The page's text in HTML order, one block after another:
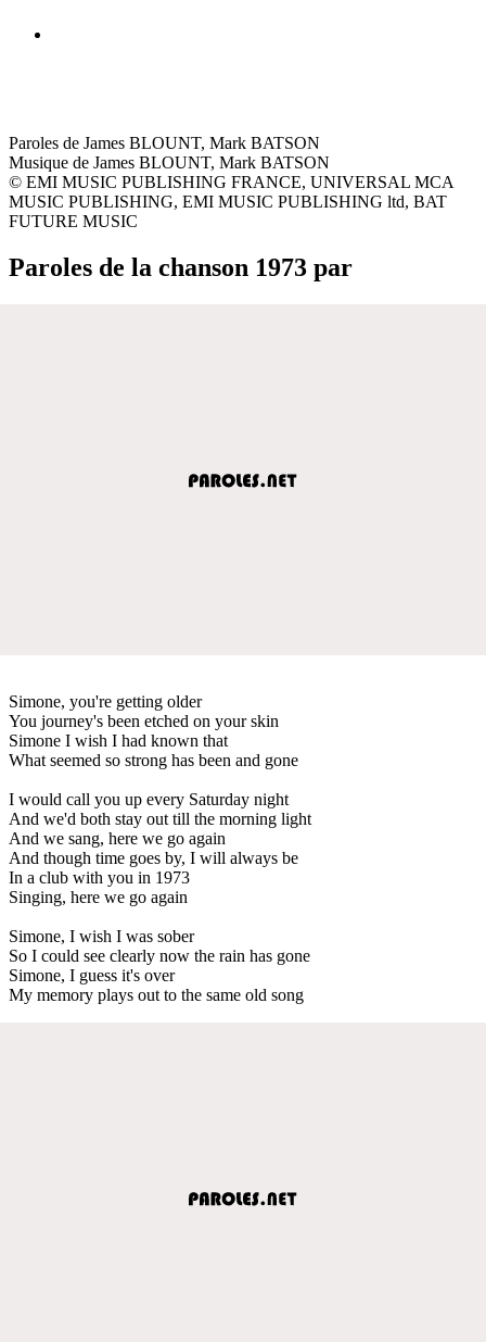
Paroles de James BLOUNT, Mark BATSON
Musique de James BLOUNT, Mark BATSON
© EMI MUSIC PUBLISHING FRANCE, UNIVERSAL MCA
MUSIC PUBLISHING, EMI MUSIC PUBLISHING ltd, BAT
FUTURE MUSIC
Paroles de la chanson 1973 par
Simone, you're getting older
You journey's been etched on your skin
Simone I wish I had known that
What seemed so strong has been and gone
I would call you up every Saturday night
And we'd both stay out till the morning light
And we sang, here we go again
And though time goes by, I will always be
In a club with you in 1973
Singing, here we go again
Simone, I wish I was sober
So I could see clearly now the rain has gone
Simone, I guess it's over
My memory plays out to the same old song